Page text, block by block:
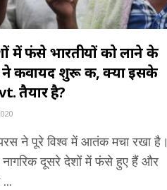
में फंसे भारतीयों को लाने के
ने कवायद शुरू की, क्या इसके
तैयार है?
ने पूरे विश्व में आतंक मचा रखा है।
दूसरे देशों में फंसे हुए हैं और